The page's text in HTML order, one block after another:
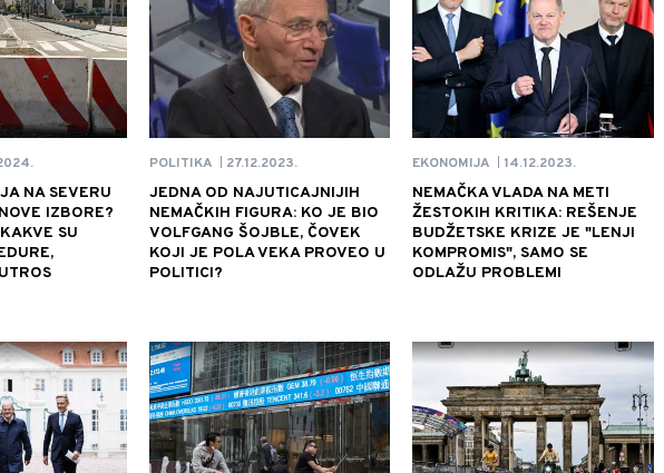
NA SEVERU
IZBORE?
SU
POLITIKA 27.12.2023.
JEDNA OD NAJUTICAJNIJIH
NEMAČKIH FIGURA: KO JE BIO
VOLFGANG ŠOJBLE, ČOVEK
KOJI JE POLA VEKA PROVEO U
POLITICI?
EKONOMIJA 14.12.2023.
NEMAČKA VLADA NA METI
ŽESTOKIH KRITIKA: REŠENJE
BUDŽETSKE KRIZE JE "LENJI
KOMPROMIS", SAMO SE
ODLAŽU PROBLEMI